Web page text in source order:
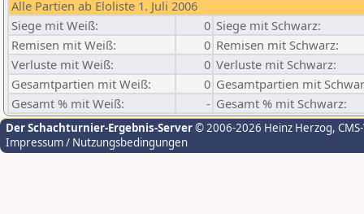
Alle Partien ab Eloliste 1. Juli 2006
Siege mit Weiß:
0 Siege mit Schwarz:
Remisen mit Weiß:
0 Remisen mit Schwarz:
Verluste mit Weiß:
0 Verluste mit Schwarz:
Gesamtpartien mit Weiß:
0 Gesamtpartien mit
Gesamt % mit Weiß:
- Gesamt % mit Schwarz:
Der Schachturnier-Ergebnis-Server© 2006-2026 Heinz Herzog,
Impressum / Nutzungsbedingungen